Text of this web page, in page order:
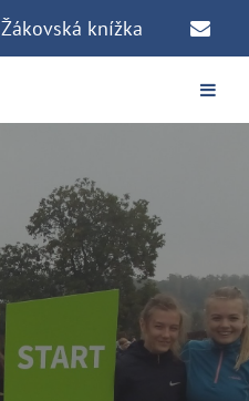
Žákovská knížka